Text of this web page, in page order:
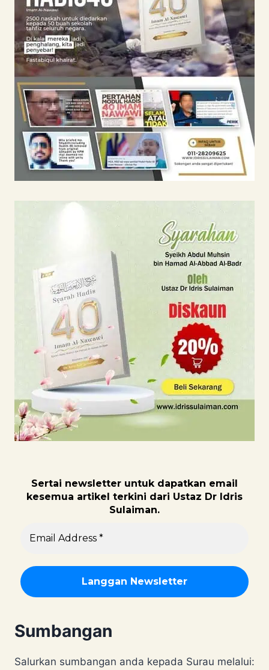
Sertai newsletter untuk dapatkan email
kesemua artikel terkini dari Ustaz Dr Idris
Sulaiman.
Sumbangan
Salurkan sumbangan anda kepada Surau melalui: